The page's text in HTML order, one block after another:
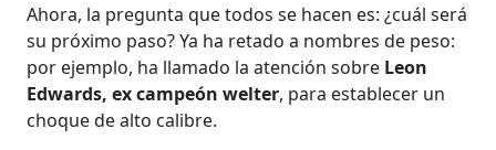
Ahora, la pregunta que todos se hacen es: ¿cuál será
su próximo paso? Ya ha retado a nombres de peso:
por ejemplo, ha llamado la atención sobre Leon
Edwards, ex campeón welter, para establecer un
choque de alto calibre.